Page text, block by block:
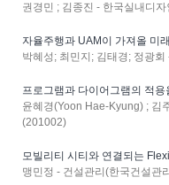
권경민 ; 김종진 - 한국실내디
자율주행과 UAM이 가져올 미
박혜성; 최민지; 김태경; 정광
프로그램과 다이어그램의 적
윤혜경(Yoon Hae-Kyung) ; 김
(201002)
모빌리티 시티와 연결되는
맹민정 - 건설관리(한국건설관